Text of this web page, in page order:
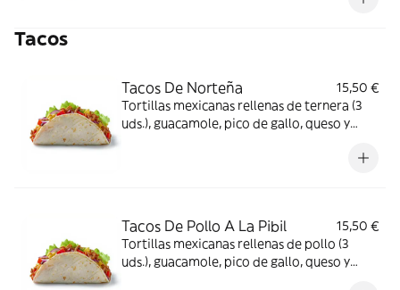
Tacos
Tacos De Norteña
15,50 €
Tortillas mexicanas rellenas de ternera (3
uds.), guacamole, pico de gallo, queso y
Tacos De Pollo A La Pibil
15,50 €
Tortillas mexicanas rellenas de pollo (3
uds.), guacamole, pico de gallo, queso y